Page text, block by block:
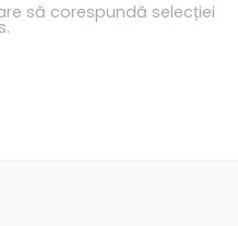
să corespundă selecției